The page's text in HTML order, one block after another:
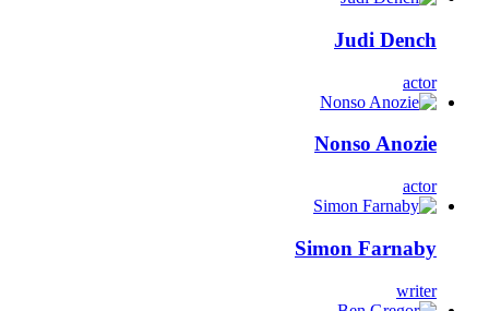
Judi Dench
actor
Nonso Anozie
actor
Simon Farnaby
writer